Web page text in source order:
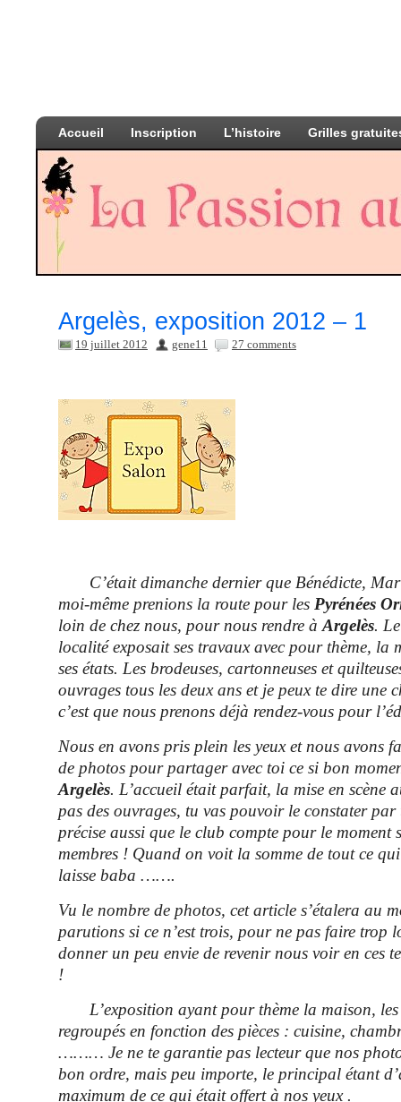
Accueil Inscription L’histoire Grilles
Argelès, exposition 2012 – 1
19 juillet 2012 gene11 27 comments
C’était dimanche dernier que Bénédicte,
moi-même prenions la route pour les Pyrénées
loin de chez nous, pour nous rendre à Argelès.
localité exposait ses travaux avec pour thème, la
ses états. Les brodeuses, cartonneuses et
ouvrages tous les deux ans et je peux te dire une
c’est que nous prenons déjà rendez-vous pour
Nous en avons pris plein les yeux et nous avons
de photos pour partager avec toi ce si bon
Argelès. L’accueil était parfait, la mise en scène
pas des ouvrages, tu vas pouvoir le constater par
précise aussi que le club compte pour le moment
membres ! Quand on voit la somme de tout ce qui
laisse baba …….
Vu le nombre de photos, cet article s’étalera au
parutions si ce n’est trois, pour ne pas faire trop
donner un peu envie de revenir nous voir en ces
!
L’exposition ayant pour thème la maison, les
regroupés en fonction des pièces : cuisine,
……… Je ne te garantie pas lecteur que nos
bon ordre, mais peu importe, le principal étant
maximum de ce qui était offert à nos yeux .